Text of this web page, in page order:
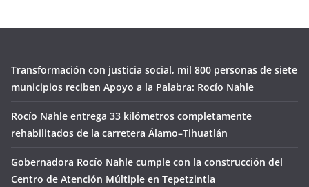
Transformación con justicia social, mil 800 personas de siete
municipios reciben Apoyo a la Palabra: Rocío Nahle
Rocío Nahle entrega 33 kilómetros completamente
rehabilitados de la carretera Álamo–Tihuatlán
Gobernadora Rocío Nahle cumple con la construcción del
Centro de Atención Múltiple en Tepetzintla